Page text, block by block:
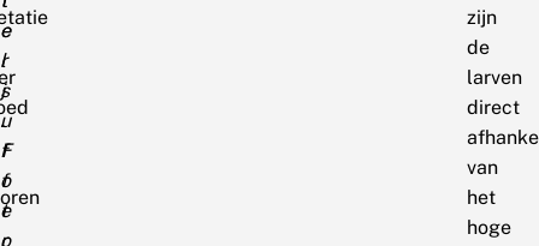
e
r
j
u
f
f
e
r
e
l
s
.
F
o
t
o
zijn
de
larven
direct
van
het
hoge